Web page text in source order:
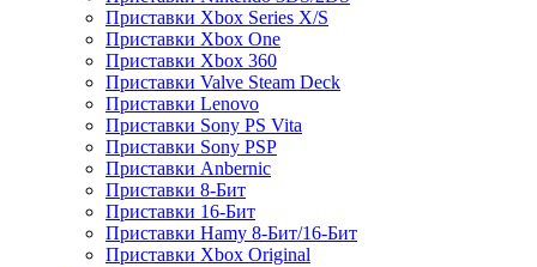
Приставки Xbox Series X/S
Приставки Xbox One
Приставки Xbox 360
Приставки Valve Steam Deck
Приставки Lenovo
Приставки Sony PS Vita
Приставки Sony PSP
Приставки Anbernic
Приставки 8-Бит
Приставки 16-Бит
Приставки Hamy 8-Бит/16-Бит
Приставки Xbox Original